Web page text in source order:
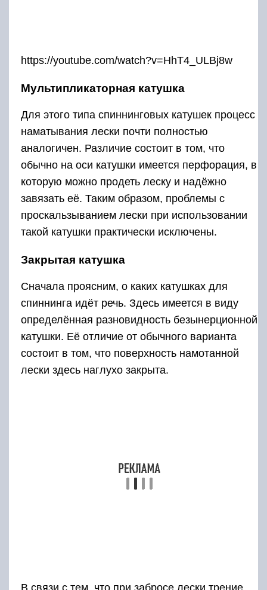
В связи с тем, что при забросе лески трение
здесь гораздо выше, чем обычно, она
дистанций заброса.
Наматывание лески происходит аналогично
тому, как это делается для открытой
безынерционной катушки. Заметим, что
наматывание лески здесь сделано таким
образом, что практически исключается
возможность соскальзывания для лески.
первый взгляд, достаточно намотать её на
катушку и хранить в таком виде. Здесь есть